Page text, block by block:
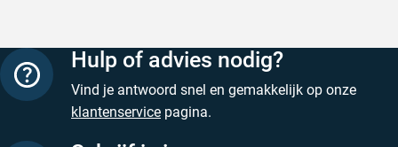
Hulp of advies nodig?
Vind je antwoord snel en gemakkelijk op onze
klantenservice pagina.